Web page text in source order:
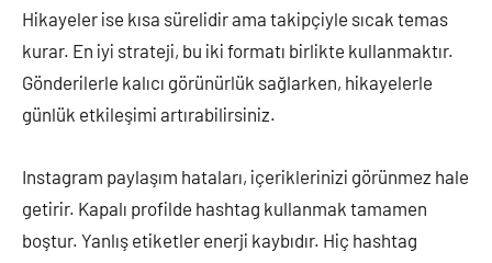
Hikayeler ise kısa sürelidir ama takipçiyle sıcak temas
kurar. En iyi strateji, bu iki formatı birlikte kullanmaktır.
Gönderilerle kalıcı görünürlük sağlarken, hikayelerle
günlük etkileşimi artırabilirsiniz.
Instagram paylaşım hataları, içeriklerinizi görünmez hale
getirir. Kapalı profilde hashtag kullanmak tamamen
boştur. Yanlış etiketler enerji kaybıdır. Hiç hashtag